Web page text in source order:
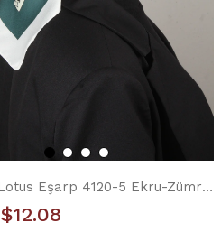
Silk Life Lotus Eşarp 4120-5 Ekru-Zümrüt
$12.08